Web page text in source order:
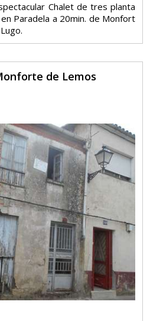
Chalet de tres planta
Paradela a 20min. de Monfort
de Lemos